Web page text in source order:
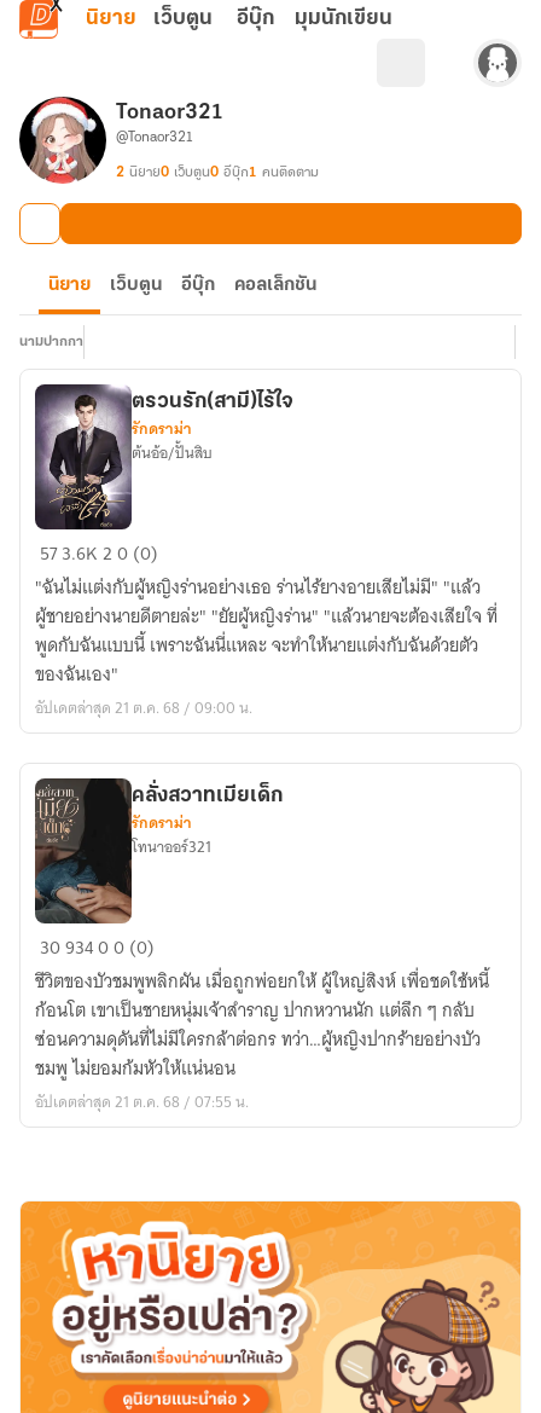
ข้ามไปยังเนื้อหาหลัก
นิยาย เว็บตูน อีบุ๊ก มุมนักเขียน
Tonaor321
@Tonaor321
2 นิยาย0 เว็บตูน0 อีบุ๊ก1 คนติดตาม
นิยาย เว็บตูน อีบุ๊ก คอลเล็กชัน
นามปากกา
ตรวน
รัก(สามี)ไร้
ใจ
ตรวนรัก(สามี)ไร้ใจ
รักดราม่า
ต้นอ้อ/ปั้นสิบ
573.6K20 (0)
"ฉันไม่แต่งกับผู้หญิงร่านอย่างเธอ ร่านไร้ยางอายเสียไม่มี" "แล้ว
ผู้ชายอย่างนายดีตายล่ะ" "ยัยผู้หญิงร่าน" "แล้วนายจะต้องเสียใจ ที่
พูดกับฉันแบบนี้ เพราะฉันนี่แหละ จะทำให้นายแต่งกับฉันด้วยตัว
ของฉันเอง"
อัปเดตล่าสุด 21 ต.ค. 68 / 09:00 น.
คลั่ง
สวาท
เมีย
เด็ก
คลั่งสวาทเมียเด็ก
รักดราม่า
โทนาออร์321
3093400 (0)
ชีวิตของบัวชมพูพลิกผัน เมื่อถูกพ่อยกให้ ผู้ใหญ่สิงห์ เพื่อชดใช้หนี้
ก้อนโต เขาเป็นชายหนุ่มเจ้าสำราญ ปากหวานนัก แต่ลึก ๆ กลับ
ซ่อนความดุดันที่ไม่มีใครกล้าต่อกร ทว่า…ผู้หญิงปากร้ายอย่างบัว
ชมพู ไม่ยอมก้มหัวให้แน่นอน
อัปเดตล่าสุด 21 ต.ค. 68 / 07:55 น.